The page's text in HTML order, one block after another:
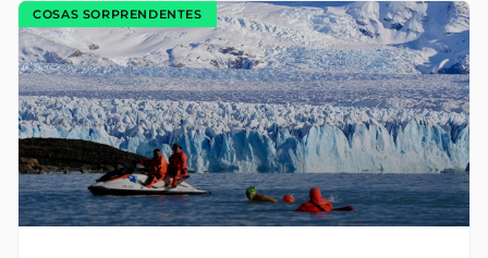
COSAS SORPRENDENTES